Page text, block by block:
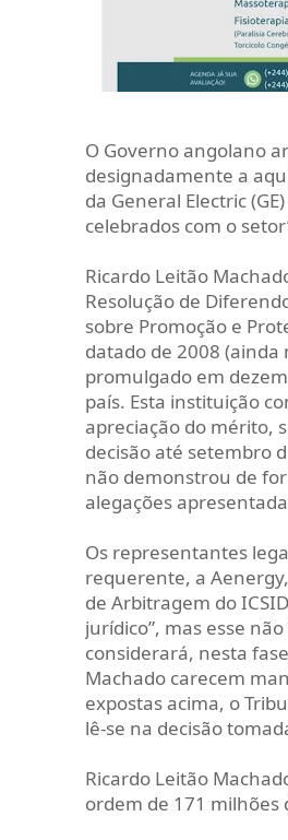
O Governo angolano
designadamente a
da General Electric
celebrados com o
Ricardo Leitão
Resolução de
sobre Promoção e
datado de 2008 (ainda
promulgado em
país. Esta instituição
apreciação do mérito,
decisão até setembro
não demonstrou de
alegações
Os representantes
requerente, a
de Arbitragem do
jurídico”, mas esse
considerará, nesta
Machado carecem
expostas acima, o
lê-se na decisão
Ricardo Leitão
ordem de 171 milhões